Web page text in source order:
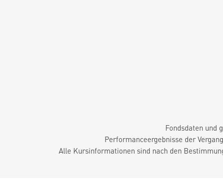
Fondsdaten und
Performanceergebnisse der
Alle Kursinformationen sind nach den